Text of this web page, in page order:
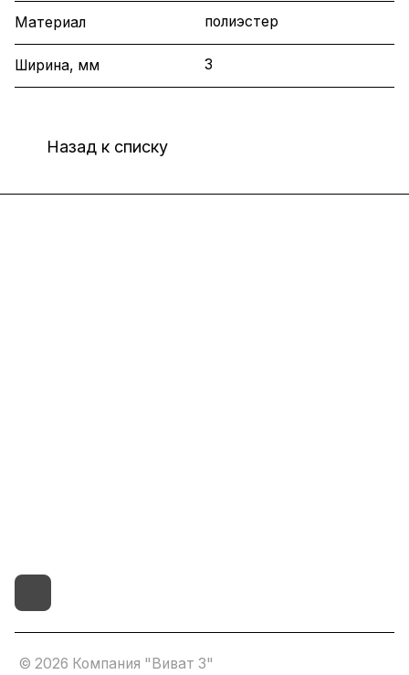
Материал полиэстер
Ширина, мм 3
Назад к списку
© 2026 Компания "Виват 3"